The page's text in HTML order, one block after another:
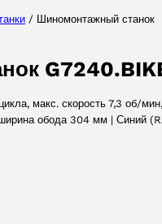
/ Шиномонтажный станок
макс. скорость 7,3 об/мин,
обода 304 мм | Синий
ПРИНЯТЬ